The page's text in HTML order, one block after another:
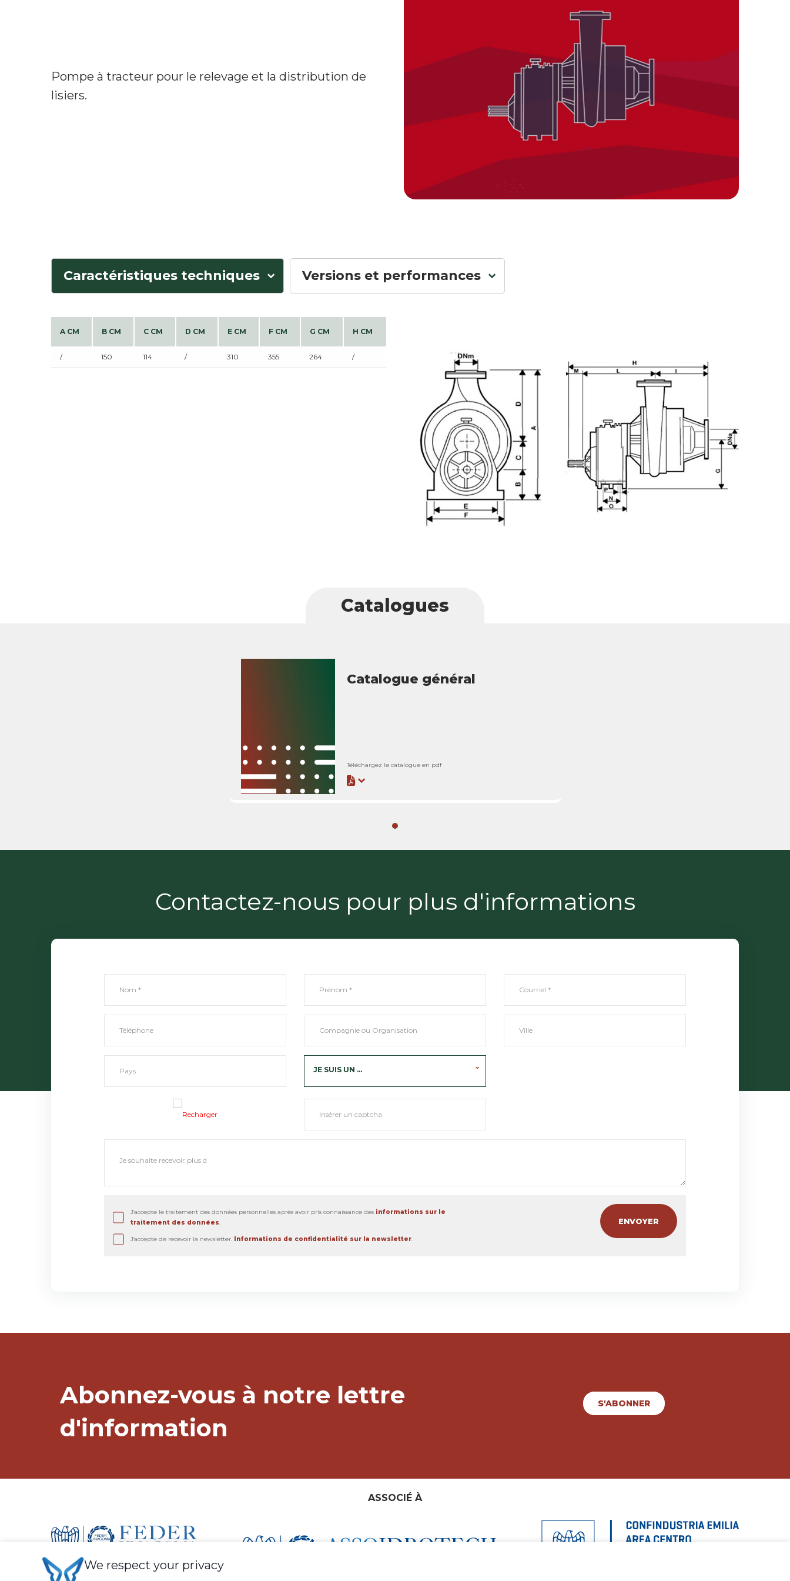
Pompe à tracteur pour le relevage et la distribution de
lisiers.
Caractéristiques techniques Versions et performances
A CM B CM C CM D CM E CM F CM G CM H CM
/ 150 114 / 310 355 264 /
Catalogues
Catalogue général
Téléchargez le catalogue en pdf
Contactez-nous pour plus d'informations
JE SUIS UN ...
Recharger
J'accepte le traitement des données personnelles après avoir pris connaissance des informations sur le
traitement des données.
J'accepte de recevoir la newsletter. Informations de confidentialité sur la newsletter.
Abonnez-vous à notre lettre
d'information
S'ABONNER
ASSOCIÉ À
We respect your privacy